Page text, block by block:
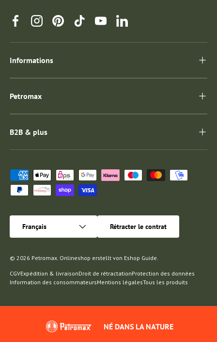
FacebookInstagramPinterestTikTokYouTubeLinkedin
Informations
Petromax
B2B & plus
Moyens de paiement acceptés
Français Rétracter le contrat
© 2026 Petromax. Onlineshop erstellt von Eshop Guide.
CGVExpédition & livraisonDroit de rétractationProtection des données
Information des consommateursMentions légalesTous les produits
NÉ DANS LA NATURE